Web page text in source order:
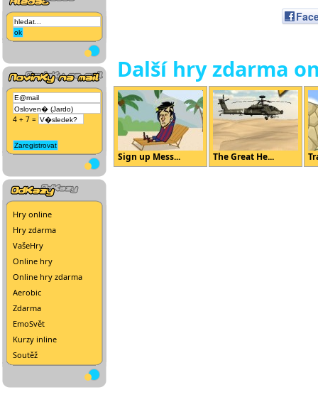
4 + 7 =
Hry online
Hry zdarma
VašeHry
Online hry
Online hry zdarma
Aerobic
Zdarma
EmoSvět
Kurzy inline
Soutěž
Další hry zdarma
Sign up Mess... The Great He...